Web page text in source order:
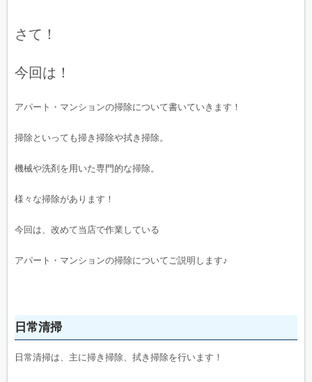
さて！
今回は！
アパート・マンションの掃除について書いていきます！
掃除といっても掃き掃除や拭き掃除。
機械や洗剤を用いた専門的な掃除。
様々な掃除があります！
今回は、改めて当店で作業している
アパート・マンションの掃除についてご説明します♪
日常清掃
日常清掃は、主に掃き掃除、拭き掃除を行います！